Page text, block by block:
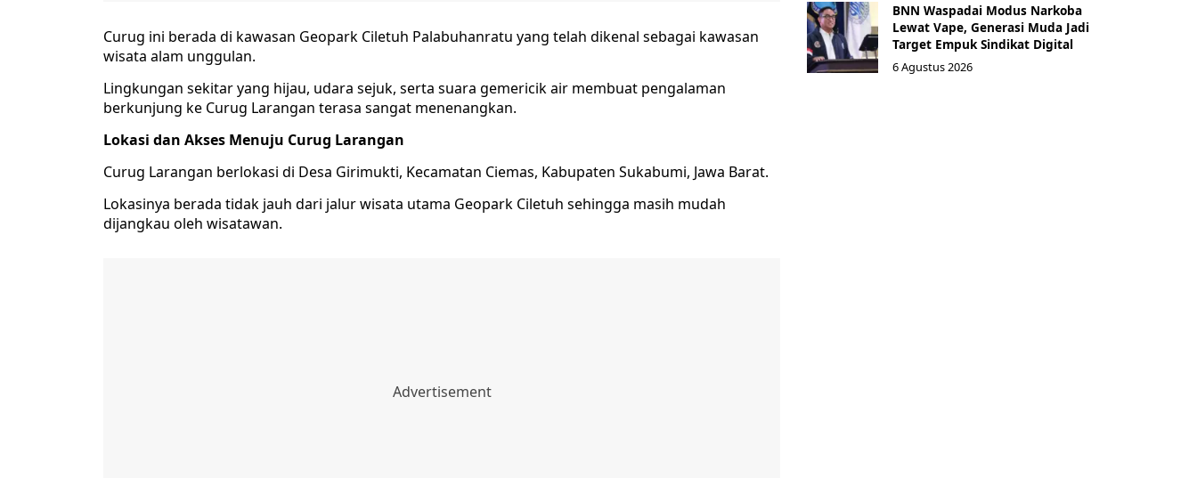
Curug ini berada di kawasan Geopark Ciletuh Palabuhanratu yang telah dikenal sebagai kawasan
wisata alam unggulan.
Lingkungan sekitar yang hijau, udara sejuk, serta suara gemericik air membuat pengalaman
berkunjung ke Curug Larangan terasa sangat menenangkan.
Lokasi dan Akses Menuju Curug Larangan
Curug Larangan berlokasi di Desa Girimukti, Kecamatan Ciemas, Kabupaten Sukabumi, Jawa Barat.
Lokasinya berada tidak jauh dari jalur wisata utama Geopark Ciletuh sehingga masih mudah
dijangkau oleh wisatawan.
BNN Waspadai Modus Narkoba
Lewat Vape, Generasi Muda Jadi
Target Empuk Sindikat Digital
6 Agustus 2026